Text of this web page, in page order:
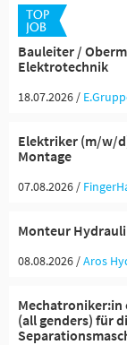
Bauleiter /
Elektrotechnik
18.07.2026 /
Elektriker (m/w/
Montage
07.08.2026 /
Monteur
08.08.2026 /Aros
(all genders) für